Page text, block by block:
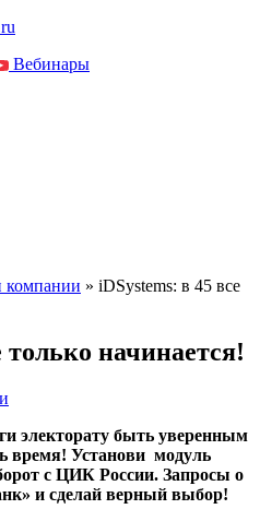
Вебинары
компании » iDSystems: в 45 все
только начинается!
электорату быть уверенным
время! Установи модуль
с ЦИК России. Запросы о
и сделай верный выбор!